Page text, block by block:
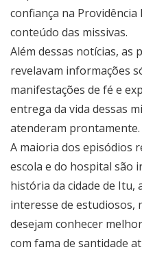
confiança na
conteúdo das missivas.
Além dessas notícias, as
revelavam informações
manifestações de fé e
entrega da vida dessas
atenderam prontamente.
A maioria dos episódios
escola e do hospital são
história da cidade de Itu,
interesse de estudiosos,
desejam conhecer
com fama de santidade